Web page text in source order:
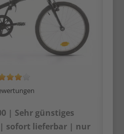
| Sehr günstiges
sofort lieferbar | nur